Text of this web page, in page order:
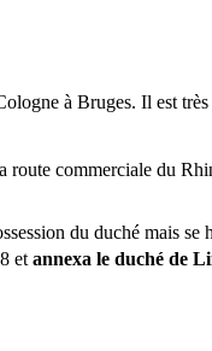
à Bruges. Il est
route commerciale du
du duché mais se
etannexa le duché de